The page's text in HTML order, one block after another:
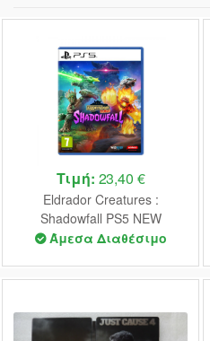
Τιμή: 23,40 €
Eldrador Creatures :
Shadowfall PS5 NEW
Άμεσα Διαθέσιμο